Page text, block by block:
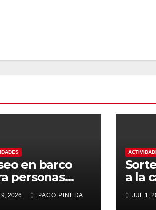
en barco
personas
9, 2026 PACO PINEDA
a la
JUL 1,